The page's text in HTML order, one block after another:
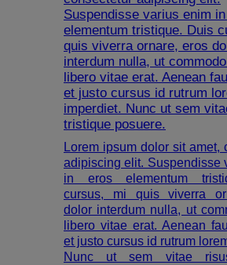
Suspendisse varius enim
elementum tristique. Duis
quis viverra ornare, eros
interdum nulla, ut
libero vitae erat. Aenean
et justo cursus id rutrum
imperdiet. Nunc ut sem
tristique posuere.
Lorem ipsum dolor sit amet,
adipiscing elit. Suspendisse
in eros elementum
cursus, mi quis viverra
dolor interdum nulla, ut
libero vitae erat. Aenean
et justo cursus id rutrum
Nunc ut sem vitae